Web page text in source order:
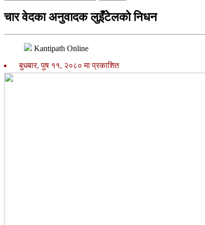
चार वेदका अनुवादक लुइँटेलको निधन
Kantipath Online
बुधबार, पुष ११, २०८० मा प्रकाशित